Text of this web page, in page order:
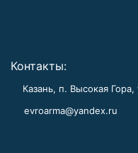
Контакты:
Казань, п. Высокая
evroarma@yandex.ru